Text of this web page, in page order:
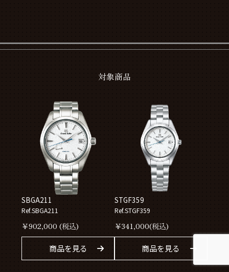
対象商品
SBGA211
Ref.SBGA211
￥902,000(税込)
商品を見る
STGF359
Ref.STGF359
￥341,000(税込)
商品を見る